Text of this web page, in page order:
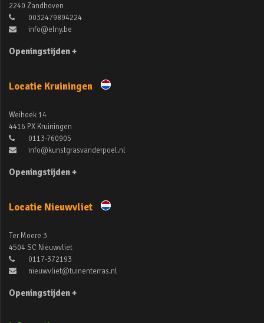
2240 Zandhoven
0032479894224
info@elny.be
Openingstijden +
Locatie Kruiningen
Weihoek 14
4416 PX Kruiningen
0113-760905
info@kunstgrasvanderpoel.nl
Openingstijden +
Locatie Nieuwvliet
Ter Moere 3
4504 SC Nieuwvliet
0117-372193
nieuwvliet@tuinenterras.nl
Openingstijden +